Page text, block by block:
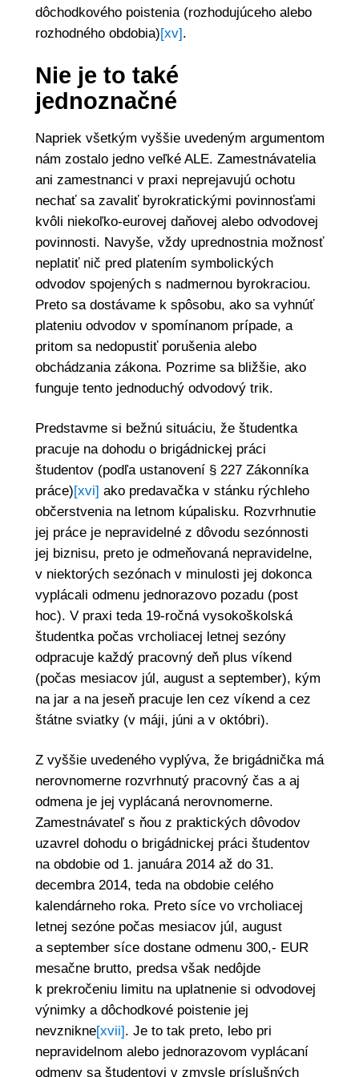
dôchodkového poistenia (rozhodujúceho alebo
rozhodného obdobia)[xv].
Nie je to také
jednoznačné
Napriek všetkým vyššie uvedeným argumentom
nám zostalo jedno veľké ALE. Zamestnávatelia
ani zamestnanci v praxi neprejavujú ochotu
nechať sa zavaliť byrokratickými povinnosťami
kvôli niekoľko-eurovej daňovej alebo odvodovej
povinnosti. Navyše, vždy uprednostnia možnosť
neplatiť nič pred platením symbolických
odvodov spojených s nadmernou byrokraciou.
Preto sa dostávame k spôsobu, ako sa vyhnúť
plateniu odvodov v spomínanom prípade, a
pritom sa nedopustiť porušenia alebo
obchádzania zákona. Pozrime sa bližšie, ako
funguje tento jednoduchý odvodový trik.
Predstavme si bežnú situáciu, že študentka
pracuje na dohodu o brigádnickej práci
študentov (podľa ustanovení § 227 Zákonníka
práce)[xvi] ako predavačka v stánku rýchleho
občerstvenia na letnom kúpalisku. Rozvrhnutie
jej práce je nepravidelné z dôvodu sezónnosti
jej biznisu, preto je odmeňovaná nepravidelne,
v niektorých sezónach v minulosti jej dokonca
vyplácali odmenu jednorazovo pozadu (post
hoc). V praxi teda 19-ročná vysokoškolská
študentka počas vrcholiacej letnej sezóny
odpracuje každý pracovný deň plus víkend
(počas mesiacov júl, august a september), kým
na jar a na jeseň pracuje len cez víkend a cez
štátne sviatky (v máji, júni a v októbri).
Z vyššie uvedeného vyplýva, že brigádnička má
nerovnomerne rozvrhnutý pracovný čas a aj
odmena je jej vyplácaná nerovnomerne.
Zamestnávateľ s ňou z praktických dôvodov
uzavrel dohodu o brigádnickej práci študentov
na obdobie od 1. januára 2014 až do 31.
decembra 2014, teda na obdobie celého
kalendárneho roka. Preto síce vo vrcholiacej
letnej sezóne počas mesiacov júl, august
a september síce dostane odmenu 300,- EUR
mesačne brutto, predsa však nedôjde
k prekročeniu limitu na uplatnenie si odvodovej
výnimky a dôchodkové poistenie jej
nevznikne[xvii]. Je to tak preto, lebo pri
nepravidelnom alebo jednorazovom vyplácaní
odmeny sa študentovi v zmysle príslušných